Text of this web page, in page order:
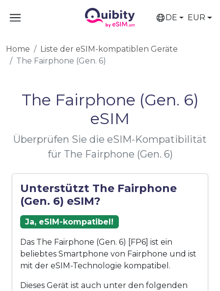
DE EUR
Home
Liste der eSIM-kompatiblen Geräte
The Fairphone (Gen. 6)
The Fairphone (Gen. 6)
eSIM
Überprüfen Sie die eSIM-Kompatibilität
für The Fairphone (Gen. 6)
Unterstützt The Fairphone
(Gen. 6) eSIM?
Ja, eSIM-kompatibel!
Das The Fairphone (Gen. 6) [FP6] ist ein
beliebtes Smartphone von Fairphone und ist
mit der eSIM-Technologie kompatibel.
Dieses Gerät ist auch unter den folgenden